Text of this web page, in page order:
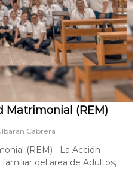
Matrimonial (REM)
Cabrera
(REM) La Acción
del area de Adultos,